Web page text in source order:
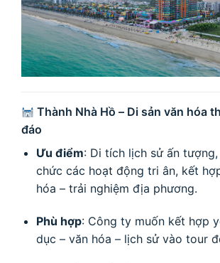
Thành Nhà Hồ – Di sản văn hóa
đáo
Ưu điểm: Di tích lịch sử ấn
chức các hoạt động tri ân, kết
hóa – trải nghiệm địa phương.
Phù hợp: Công ty muốn kết hợp
dục – văn hóa – lịch sử vào tour